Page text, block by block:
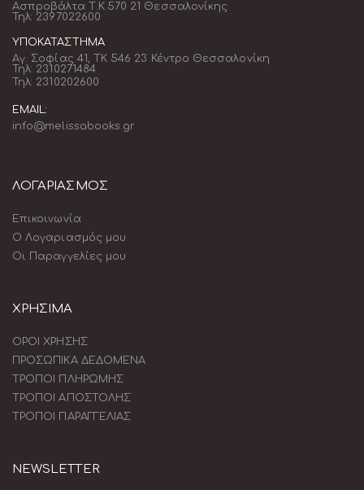
Ασπροβάλτα Τ.Κ.570 21 Θεσσαλονίκης
Τηλ: 2397022600
ΥΠΟΚΑΤΆΣΤΗΜΑ
Αγ. Σοφίας 41, ΤΚ 546 23 Κέντρο Θεσσαλονίκη
Τηλ: 2310271484
Τηλ: 2310202600
EMAIL:
info@melissabooks.gr
ΛΟΓΑΡΙΑΣΜΟΣ
Επικοινωνία
Ο Λογαριασμός μου
Οι Παραγγελίες μου
ΧΡΗΣΙΜΑ
ΟΡΟΙ ΧΡΗΣΗΣ
ΠΡΟΣΩΠΙΚΑ ΔΕΔΟΜΕΝΑ
ΤΡΟΠΟΙ ΠΛΗΡΩΜΗΣ
ΤΡΟΠΟΙ ΑΠΟΣΤΟΛΗΣ
ΤΡΟΠΟΙ ΠΑΡΑΓΓΕΛΙΑΣ
NEWSLETTER